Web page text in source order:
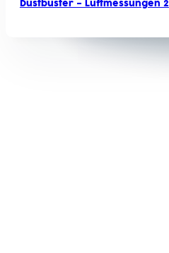
Dustbuster – Luftmessungen 2